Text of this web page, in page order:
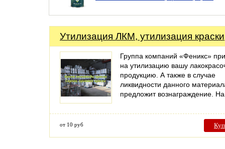
Утилизация ЛКМ, утилизация краски
Группа компаний «Феникс»
на утилизацию вашу
продукцию. А также в случае
ликвидности данного
предложит вознаграждение.
от 10 руб